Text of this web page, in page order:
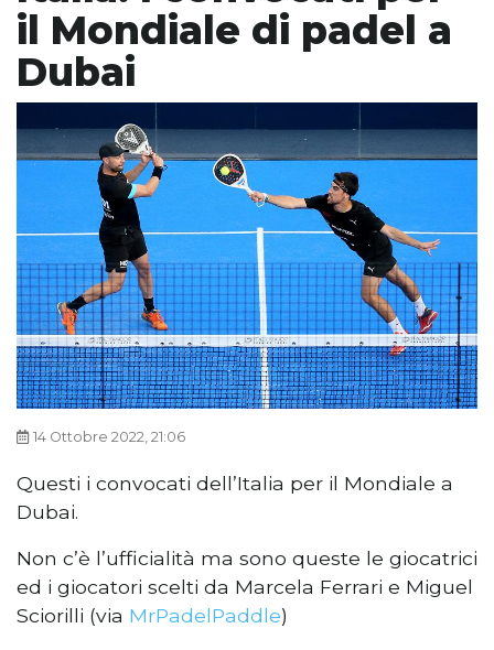
il Mondiale di padel a
Dubai
14 Ottobre 2022, 21:06
Questi i convocati dell’Italia per il Mondiale a
Dubai.
Non c’è l’ufficialità ma sono queste le giocatrici
ed i giocatori scelti da Marcela Ferrari e Miguel
Sciorilli (via MrPadelPaddle)